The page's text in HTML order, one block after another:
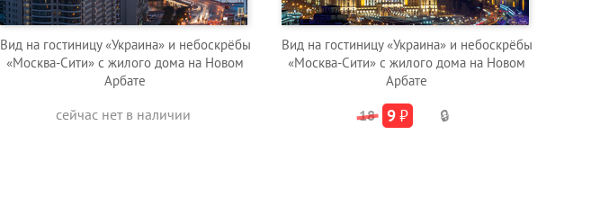
Вид на гостиницу «Украина» и небоскрёбы
«Москва-Сити» с жилого дома на Новом
Арбате
сейчас нет в наличии
Вид на гостиницу «Украина» и небоскрёбы
«Москва-Сити» с жилого дома на Новом
Арбате
18 9₽ 🔒